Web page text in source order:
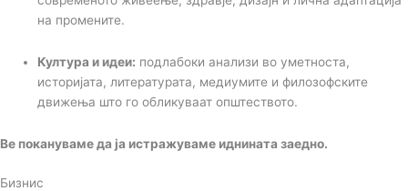
на промените.
Култура и идеи: подлабоки анализи во уметноста,
историјата, литературата, медиумите и филозофските
движења што го обликуваат општеството.
Ве покануваме да ја истражуваме иднината заедно.
Бизнис